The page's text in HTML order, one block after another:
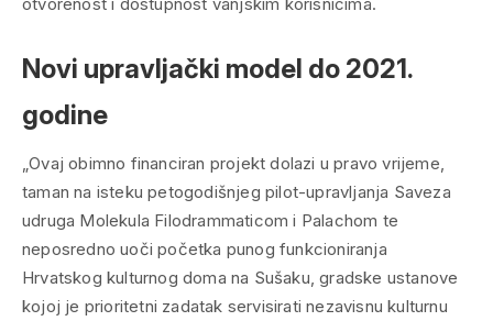
Novi upravljački model do 2021.
godine
„Ovaj obimno financiran projekt dolazi u pravo vrijeme,
taman na isteku petogodišnjeg pilot-upravljanja Saveza
udruga Molekula Filodrammaticom i Palachom te
neposredno uoči početka punog funkcioniranja
Hrvatskog kulturnog doma na Sušaku, gradske ustanove
kojoj je prioritetni zadatak servisirati nezavisnu kulturnu